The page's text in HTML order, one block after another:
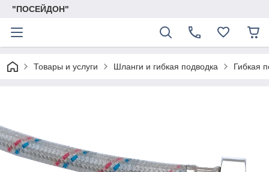
"ПОСЕЙДОН"
Товары и услуги Шланги и гибкая подводка Гибкая